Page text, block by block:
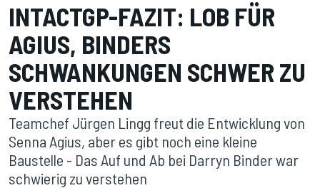
INTACTGP-FAZIT: LOB FÜR
AGIUS, BINDERS
SCHWANKUNGEN SCHWER ZU
VERSTEHEN
Teamchef Jürgen Lingg freut die Entwicklung von
Senna Agius, aber es gibt noch eine kleine
Baustelle - Das Auf und Ab bei Darryn Binder war
schwierig zu verstehen